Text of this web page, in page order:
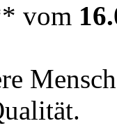
vom